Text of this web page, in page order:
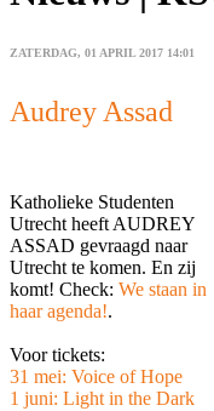
ZATERDAG, 01 APRIL 2017 14:01
Audrey Assad
Katholieke Studenten
Utrecht heeft AUDREY
ASSAD gevraagd naar
Utrecht te komen. En zij
komt! Check: We staan in
haar agenda!.
Voor tickets:
31 mei: Voice of Hope
1 juni: Light in the Dark